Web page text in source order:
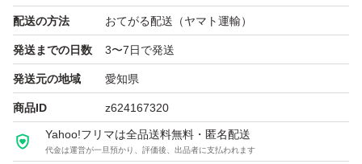
塩味が抜群に美味しい！！
そのままお酒のおつまみに!！
健康的なおやつです。
★全てご注文いただいてから袋詰いたしますので、新鮮な
ナッツをお届けいたします^ - ^
配送の方法 おてがる配送（ヤマト運輸）
発送までの日数 3〜7日で発送
発送元の地域 愛知県
商品ID z624167320
Yahoo!フリマは全品送料無料・匿名配送
代金は運営が一旦預かり、評価後、出品者に支払われます